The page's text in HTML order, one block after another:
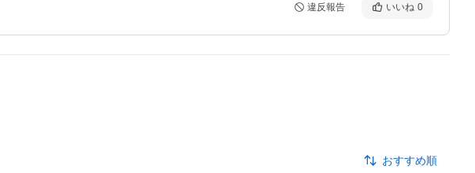
違反報告 いいね 0
おすすめ順